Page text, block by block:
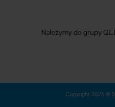
Należymy do grupy
Copyright 2026 ©